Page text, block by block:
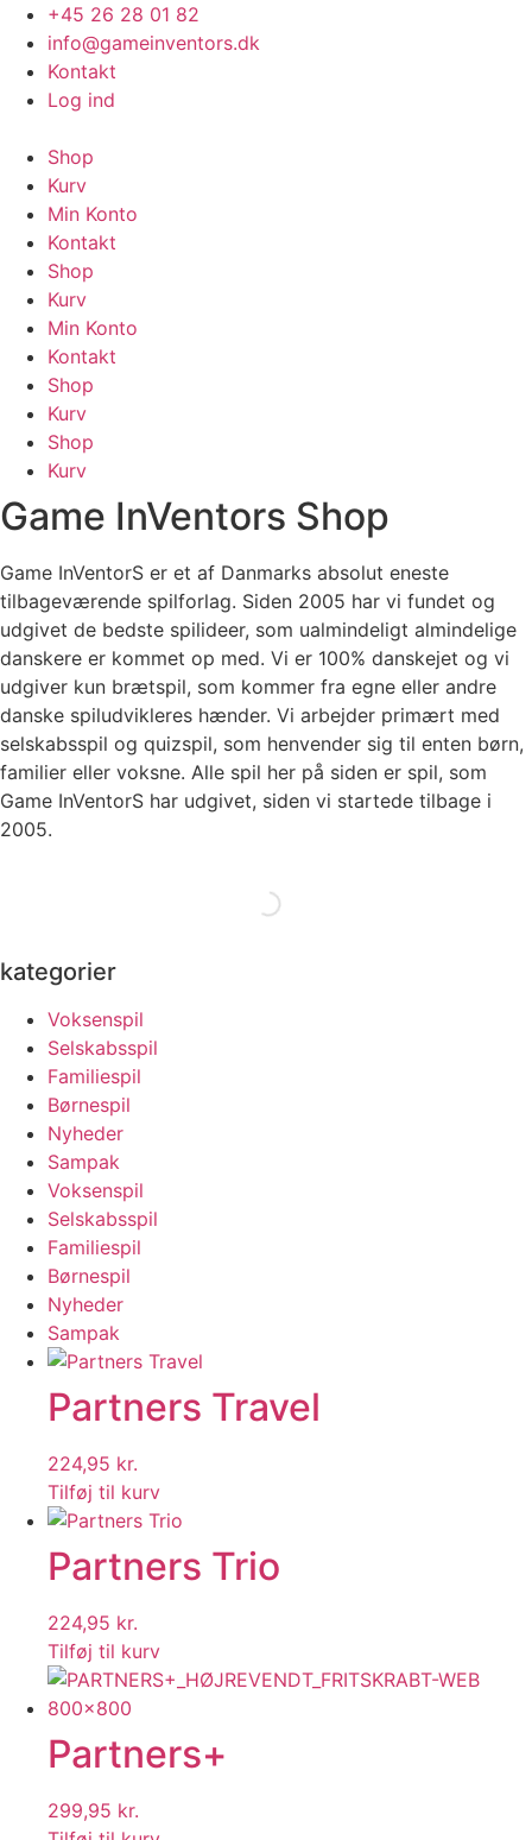
Videre
indhold
+45 26 28 01 82
info@gameinventors.dk
Kontakt
Log ind
Shop
Kurv
Min Konto
Kontakt
Shop
Kurv
Min Konto
Kontakt
Shop
Kurv
Shop
Kurv
Game InVentors Shop
Game InVentorS er et af Danmarks absolut eneste
tilbageværende spilforlag. Siden 2005 har vi fundet og
udgivet de bedste spilideer, som ualmindeligt almindelige
danskere er kommet op med. Vi er 100% danskejet og vi
udgiver kun brætspil, som kommer fra egne eller andre
danske spiludvikleres hænder. Vi arbejder primært med
selskabsspil og quizspil, som henvender sig til enten børn,
familier eller voksne. Alle spil her på siden er spil, som
Game InVentorS har udgivet, siden vi startede tilbage i
2005.
kategorier
Voksenspil
Selskabsspil
Familiespil
Børnespil
Nyheder
Sampak
Voksenspil
Selskabsspil
Familiespil
Børnespil
Nyheder
Sampak
Partners Travel
224,95 kr.
Tilføj til kurv
Partners Trio
224,95 kr.
Tilføj til kurv
Partners+
299,95 kr.